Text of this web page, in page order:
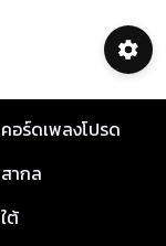
คอร์ดเพลงโปรด
สากล
ใต้